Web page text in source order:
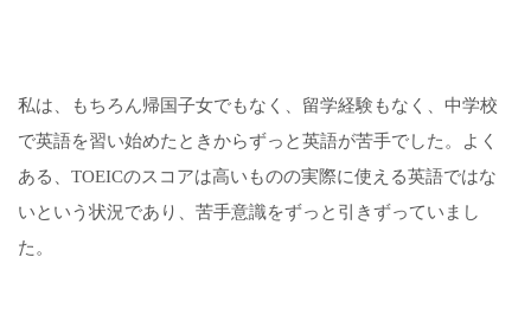
私は、もちろん帰国子女でもなく、留学経験もなく、中学校
で英語を習い始めたときからずっと英語が苦手でした。よく
ある、TOEICのスコアは高いものの実際に使える英語ではな
いという状況であり、苦手意識をずっと引きずっていまし
た。